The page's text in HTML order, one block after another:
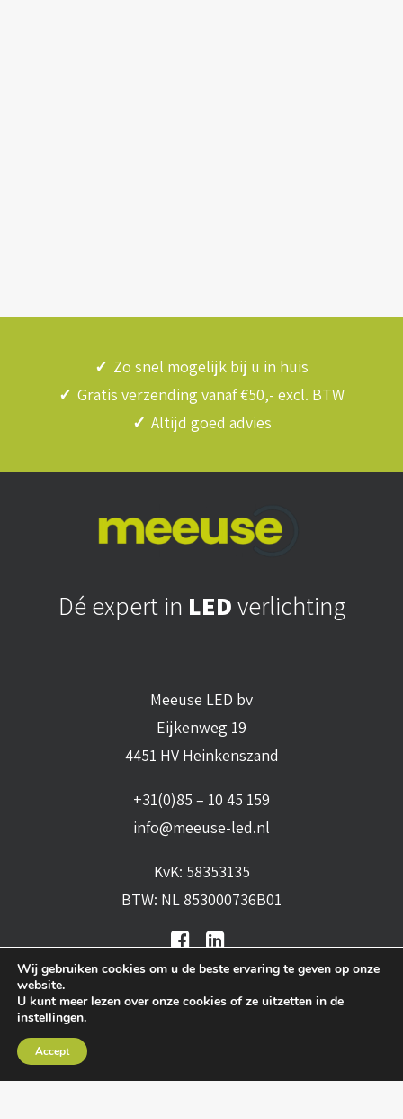
✓ Zo snel mogelijk bij u in huis
✓ Gratis verzending vanaf €50,- excl. BTW
✓ Altijd goed advies
Dé expert in LEDverlichting
Meeuse LED bv
Eijkenweg 19
4451 HV Heinkenszand
+31(0)85 – 10 45 159
info@meeuse-led.nl
KvK: 58353135
BTW: NL 853000736B01
leveringsvoorwaarden
Wij gebruiken cookies om u de beste ervaring te geven op onze
website.
U kunt meer lezen over onze cookies of ze uitzetten in de
instellingen.
Accept